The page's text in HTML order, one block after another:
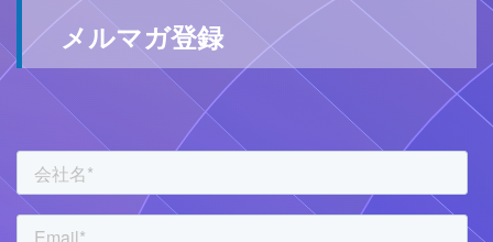
メルマガ登録